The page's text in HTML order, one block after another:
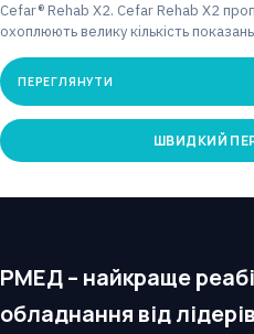
Cefar® Rehab X2. Cefar Rehab X2
охоплюють велику кількість
ПЕРЕГЛЯНУТИ
ШВИДКИЙ
РМЕД – найкраще
обладнання від